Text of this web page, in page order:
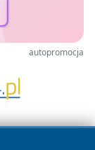
autopromocja